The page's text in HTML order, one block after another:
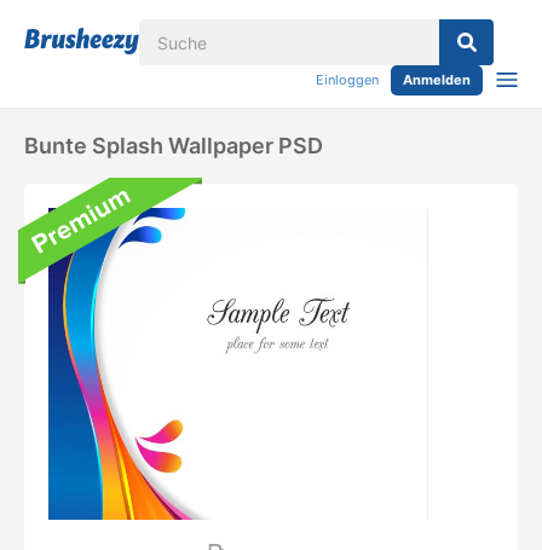
Einloggen Anmelden
Bunte Splash Wallpaper PSD